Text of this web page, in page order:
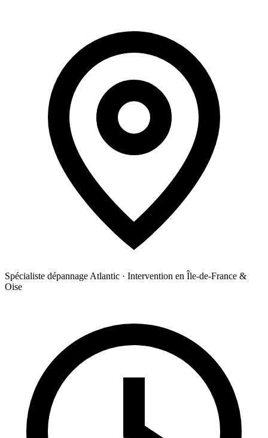
Spécialiste dépannage Atlantic · Intervention en Île-de-France &
Oise